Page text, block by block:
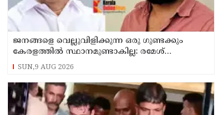
ജനങ്ങളെ വെല്ലുവിളിക്കുന്ന ഒരു ഗുണ്ടക്കും
കേരളത്തില്‍ സ്ഥാനമുണ്ടാകില്ല: രമേശ്
ചെന്നിത്തല
SUN,9 AUG 2026